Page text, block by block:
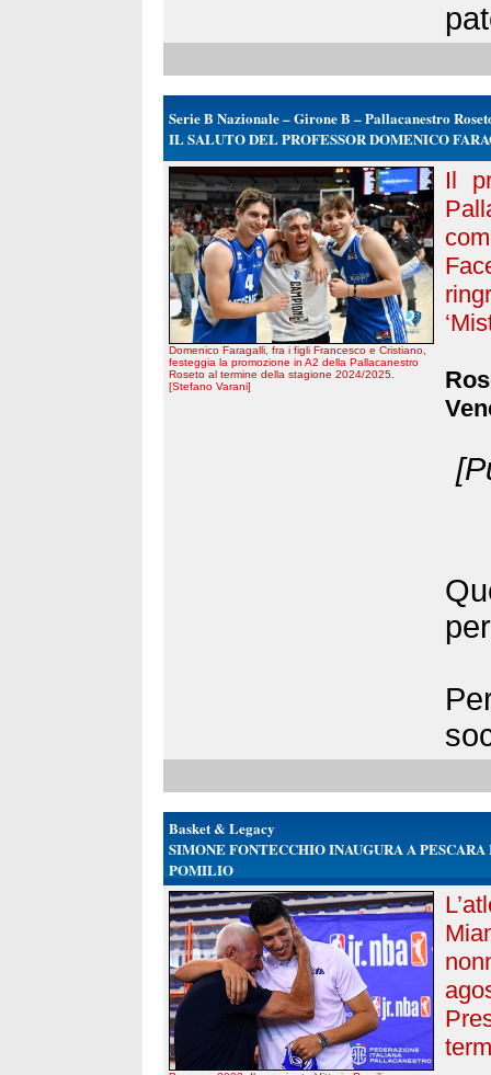
Serie B Nazionale – Girone B – Pallacanestro
IL SALUTO DEL PROFESSOR DOMENICO
Domenico Faragalli, fra i figli Francesco e Cristiano,
festeggia la promozione in A2 della Pallacanestro
Roseto al termine della stagione 2024/2025.
[Stefano Varani]
Il
Basket & Legacy
SIMONE FONTECCHIO INAUGURA A
POMILIO